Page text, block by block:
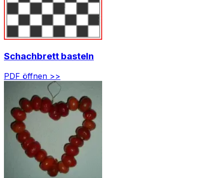
Schachbrett basteln
PDF öffnen >>